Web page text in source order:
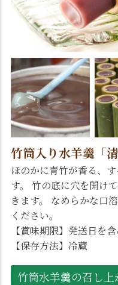
竹筒入り水羊羹「清
ほのかに青竹が香る、
す。 竹の底に穴を開け
きます。 なめらかな口
ください。
【賞味期限】発送日を
【保存方法】冷蔵
竹筒水羊羹の召し